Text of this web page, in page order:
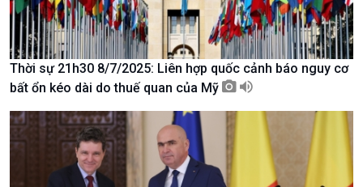
Kinh tế
Tin Kinh tế
Trước giờ mở cửa
Dòng chảy Kinh tế
Sức sống hàng Việt
Khởi nghiệp
Tuyên chiến với gian lận
thương mại
Nông nghiệp & Biển đảo
Tin Nông nghiệp & Biển
đảo
Mùa vàng
Biển đảo Việt Nam
Tâm tình biên giới và hải
đảo
Tìm hiểu biển, đảo Việt
Thời sự 21h30 8/7/2025: Liên hợp quốc cảnh báo nguy cơ
bất ổn kéo dài do thuế quan của Mỹ